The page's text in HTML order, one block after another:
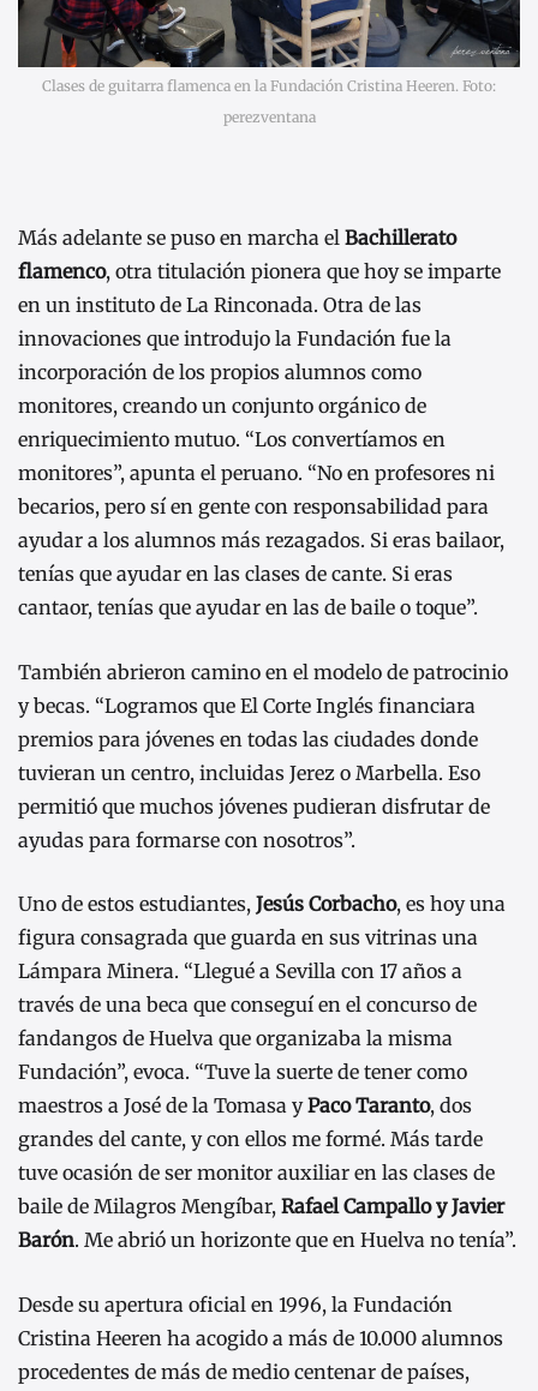
Clases de guitarra flamenca en la Fundación Cristina Heeren. Foto:
perezventana
Más adelante se puso en marcha el Bachillerato
flamenco, otra titulación pionera que hoy se imparte
en un instituto de La Rinconada. Otra de las
innovaciones que introdujo la Fundación fue la
incorporación de los propios alumnos como
monitores, creando un conjunto orgánico de
enriquecimiento mutuo. “Los convertíamos en
monitores”, apunta el peruano. “No en profesores ni
becarios, pero sí en gente con responsabilidad para
ayudar a los alumnos más rezagados. Si eras bailaor,
tenías que ayudar en las clases de cante. Si eras
cantaor, tenías que ayudar en las de baile o toque”.
También abrieron camino en el modelo de patrocinio
y becas. “Logramos que El Corte Inglés financiara
premios para jóvenes en todas las ciudades donde
tuvieran un centro, incluidas Jerez o Marbella. Eso
permitió que muchos jóvenes pudieran disfrutar de
ayudas para formarse con nosotros”.
Uno de estos estudiantes, Jesús Corbacho, es hoy una
figura consagrada que guarda en sus vitrinas una
Lámpara Minera. “Llegué a Sevilla con 17 años a
través de una beca que conseguí en el concurso de
fandangos de Huelva que organizaba la misma
Fundación”, evoca. “Tuve la suerte de tener como
maestros a José de la Tomasa yPaco Taranto, dos
grandes del cante, y con ellos me formé. Más tarde
tuve ocasión de ser monitor auxiliar en las clases de
baile de Milagros Mengíbar, Rafael Campallo y Javier
Barón. Me abrió un horizonte que en Huelva no tenía”.
Desde su apertura oficial en 1996, la Fundación
Cristina Heeren ha acogido a más de 10.000 alumnos
procedentes de más de medio centenar de países,